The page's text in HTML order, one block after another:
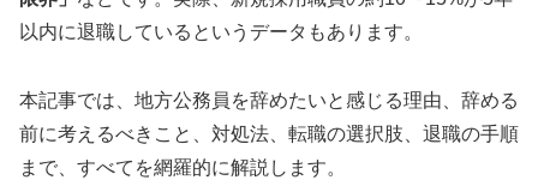
以内に退職しているというデータもあります。
本記事では、地方公務員を辞めたいと感じる理由、辞める
前に考えるべきこと、対処法、転職の選択肢、退職の手順
まで、すべてを網羅的に解説します。